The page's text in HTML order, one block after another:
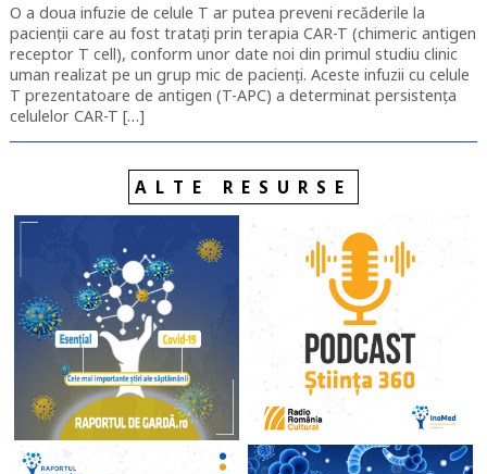
O a doua infuzie de celule T ar putea preveni recăderile la
pacienții care au fost tratați prin terapia CAR-T (chimeric antigen
receptor T cell), conform unor date noi din primul studiu clinic
uman realizat pe un grup mic de pacienți. Aceste infuzii cu celule
T prezentatoare de antigen (T-APC) a determinat persistența
celulelor CAR-T […]
ALTE RESURSE